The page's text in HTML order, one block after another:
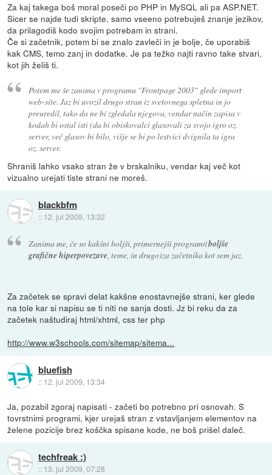
Za kaj takega boš moral poseči po PHP in MySQL ali pa ASP.NET.
Sicer se najde tudi skripte, samo vseeno potrebuješ znanje jezikov,
da prilagodiš kodo svojim potrebam in strani.
Če si začetnik, potem bi se znalo zavleči in je bolje, če uporabiš
kak CMS, temo zanj in dodatke. Je pa težko najti ravno take stvari,
kot jih želiš ti.
Potem me še zanima v programu "Frontpage 2003" glede import
web-site. Jaz bi uvozil drugo stran iz svetovnega spletna in jo
preuredil, tako da ne bi zgledala njegova, vendar način zapisa v
kodah bi ostal isti (da bi obiskovalci glasovali za svojo igro oz.
server, več glasov bi bilo, višje se bi po lestvici dvignila ta igra
oz. server.
Shraniš lahko vsako stran že v brskalniku, vendar kaj več kot
vizualno urejati tiste strani ne moreš.
blackbfm
:: 12. jul 2009, 13:32
Zanima me, če so kakšni boljši, primernejši programi(boljše
grafične hiperpovezave, teme, in drugo)za začetnika kot sem jaz.
Za začetek se spravi delat kakšne enostavnejše strani, ker glede
na tole kar si napisu se ti niti ne sanja dosti. Jz bi reku da za
začetek naštudiraj html/xhtml, css ter php
http://www.w3schools.com/sitemap/sitema...
bluefish
:: 12. jul 2009, 13:34
Ja, pozabil zgoraj napisati - začeti bo potrebno pri osnovah. S
tovrstnimi programi, kjer urejaš stran z vstavljanjem elementov na
želene pozicije brez koščka spisane kode, ne boš prišel daleč.
techfreak :)
:: 13. jul 2009, 07:28